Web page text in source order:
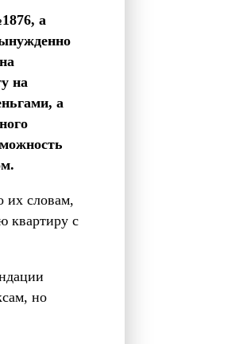
а
на
а
их словам,
квартиру с
но